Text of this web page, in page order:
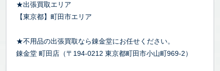
★出張買取エリア
【東京都】町田市エリア
★不用品の出張買取なら錬金堂にお任せください。
錬金堂 町田店（〒194-0212 東京都町田市小山町969-2）